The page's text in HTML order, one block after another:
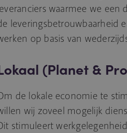
waarmee we een
leveringsbetrouwbaarheid
op basis van
(Planet &
de lokale economie te
wij zoveel mogelijk
stimuleert